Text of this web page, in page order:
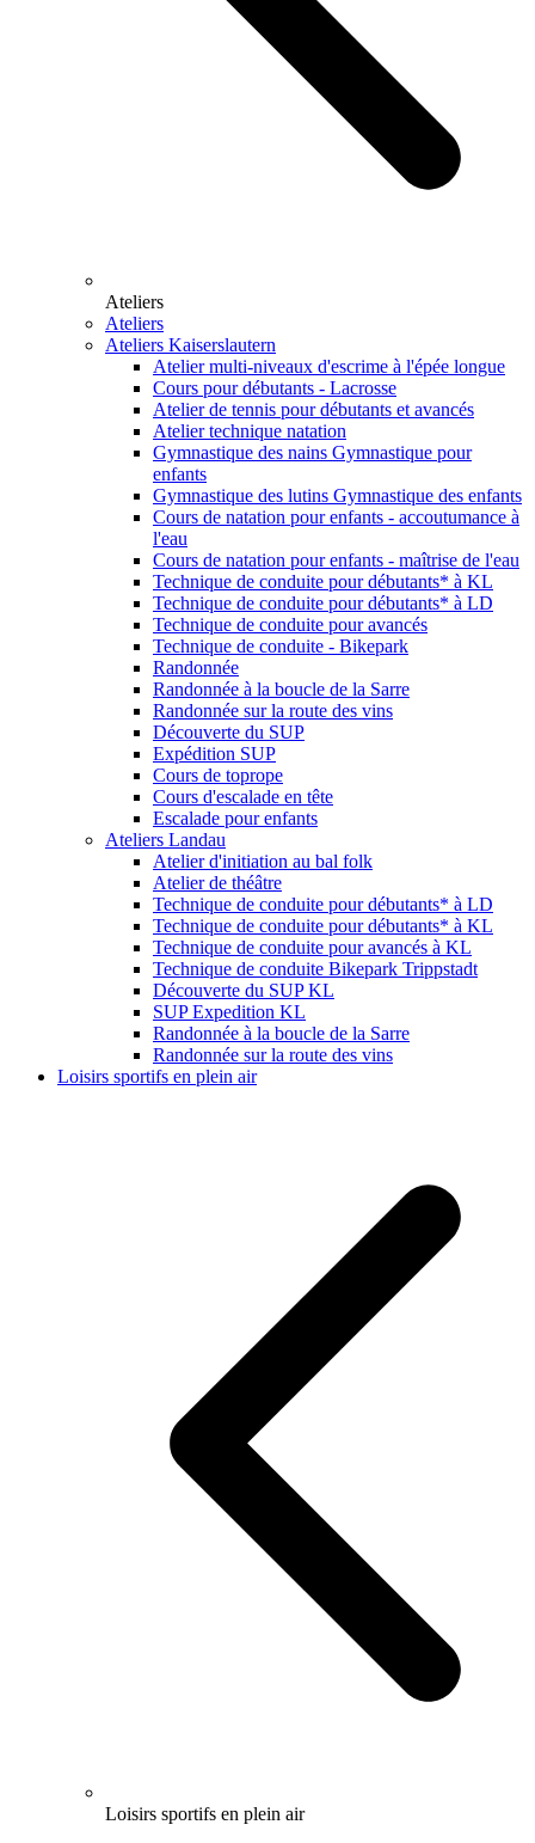
Ateliers
Ateliers
Ateliers Kaiserslautern
Atelier multi-niveaux d'escrime à l'épée longue
Cours pour débutants - Lacrosse
Atelier de tennis pour débutants et avancés
Atelier technique natation
Gymnastique des nains Gymnastique pour
enfants
Gymnastique des lutins Gymnastique des enfants
Cours de natation pour enfants - accoutumance à
l'eau
Cours de natation pour enfants - maîtrise de l'eau
Technique de conduite pour débutants* à KL
Technique de conduite pour débutants* à LD
Technique de conduite pour avancés
Technique de conduite - Bikepark
Randonnée
Randonnée à la boucle de la Sarre
Randonnée sur la route des vins
Découverte du SUP
Expédition SUP
Cours de toprope
Cours d'escalade en tête
Escalade pour enfants
Ateliers Landau
Atelier d'initiation au bal folk
Atelier de théâtre
Technique de conduite pour débutants* à LD
Technique de conduite pour débutants* à KL
Technique de conduite pour avancés à KL
Technique de conduite Bikepark Trippstadt
Découverte du SUP KL
SUP Expedition KL
Randonnée à la boucle de la Sarre
Randonnée sur la route des vins
Loisirs sportifs en plein air
Loisirs sportifs en plein air